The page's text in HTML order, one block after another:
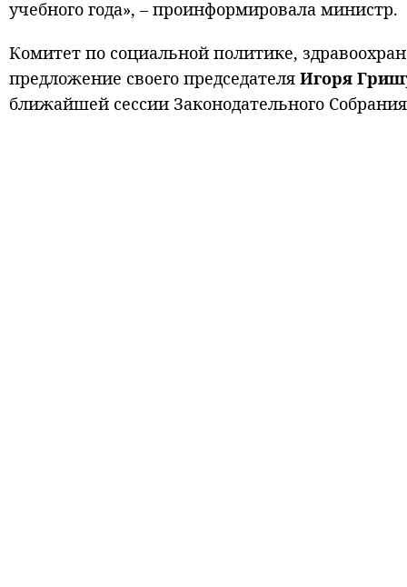
учебного года», – проинформировала министр.
Комитет по социальной политике,
предложение своего председателя Игоря
ближайшей сессии Законодательного